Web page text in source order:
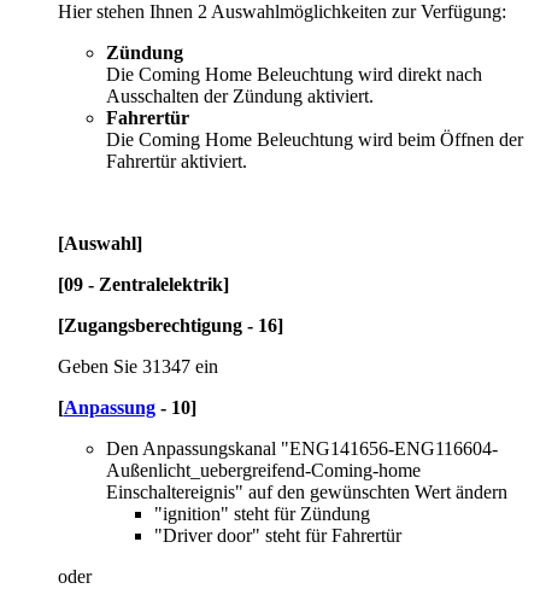
Hier stehen Ihnen 2 Auswahlmöglichkeiten zur Verfügung:
Zündung
Die Coming Home Beleuchtung wird direkt nach
Ausschalten der Zündung aktiviert.
Fahrertür
Die Coming Home Beleuchtung wird beim Öffnen der
Fahrertür aktiviert.
[Auswahl]
[09 - Zentralelektrik]
[Zugangsberechtigung - 16]
Geben Sie 31347 ein
[Anpassung - 10]
Den Anpassungskanal "ENG141656-ENG116604-
Außenlicht_uebergreifend-Coming-home
Einschaltereignis" auf den gewünschten Wert ändern
"ignition" steht für Zündung
"Driver door" steht für Fahrertür
oder